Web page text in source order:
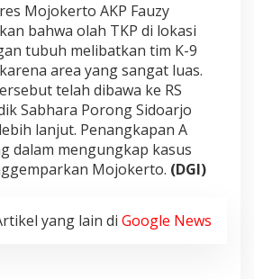
Mojokerto AKP Fauzy
bahwa olah TKP di lokasi
tubuh melibatkan tim K-9
area yang sangat luas.
telah dibawa ke RS
Sabhara Porong Sidoarjo
lanjut. Penangkapan A
dalam mengungkap kasus
Mojokerto. (DGI)
yang lain di Google News